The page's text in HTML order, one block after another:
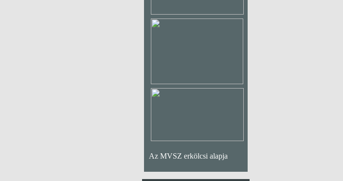
Az MVSZ erkölcsi alapja